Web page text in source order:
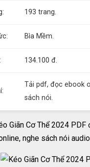
193 trang.
Bìa Mềm.
134.100 đ.
Tải pdf, đọc ebook
sách nói.
Giãn Cơ Thể 2024 PDF
nghe sách nói